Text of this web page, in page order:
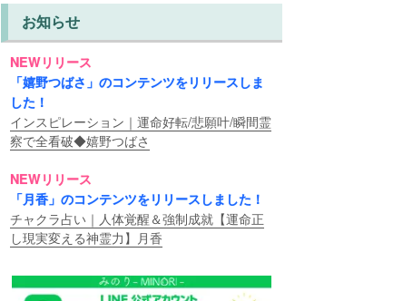
お知らせ
NEWリリース
「嬉野つばさ」のコンテンツをリリースしま
した！
インスピレーション｜運命好転/悲願叶/瞬間霊
察で全看破◆嬉野つばさ
NEWリリース
「月香」のコンテンツをリリースしました！
チャクラ占い｜人体覚醒＆強制成就【運命正
し現実変える神霊力】月香